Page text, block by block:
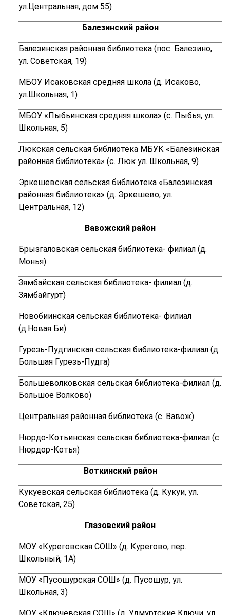
ул.Центральная, дом 55)
Балезинский район
Балезинская районная библиотека (пос. Балезино,
ул. Советская, 19)
МБОУ Исаковская средняя школа (д. Исаково,
ул.Школьная, 1)
МБОУ «Пыбьинская средняя школа» (с. Пыбья, ул.
Школьная, 5)
Люкская сельская библиотека МБУК «Балезинская
районная библиотека» (с. Люк ул. Школьная, 9)
Эркешевская сельская библиотека «Балезинская
районная библиотека» (д. Эркешево, ул.
Центральная, 12)
Вавожский район
Брызгаловская сельская библиотека- филиал (д.
Монья)
Зямбайская сельская библиотека- филиал (д.
Зямбайгурт)
Новобиинская сельская библиотека- филиал
(д.Новая Би)
Гурезь-Пудгинская сельская библиотека-филиал (д.
Большая Гурезь-Пудга)
Большеволковская сельская библиотека-филиал (д.
Большое Волково)
Центральная районная библиотека (с. Вавож)
Нюрдо-Котьинская сельская библиотека-филиал (с.
Нюрдор-Котья)
Воткинский район
Кукуевская сельская библиотека (д. Кукуи, ул.
Советская, 25)
Глазовский район
МОУ «Куреговская СОШ» (д. Курегово, пер.
Школьный, 1А)
МОУ «Пусошурская СОШ» (д. Пусошур, ул.
Школьная, 3)